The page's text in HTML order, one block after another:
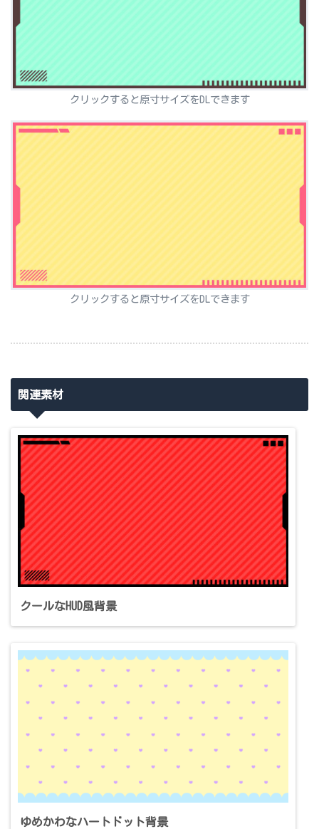
クリックすると原寸サイズをDLできます
クリックすると原寸サイズをDLできます
関連素材
クールなHUD風背景
ゆめかわなハートドット背景